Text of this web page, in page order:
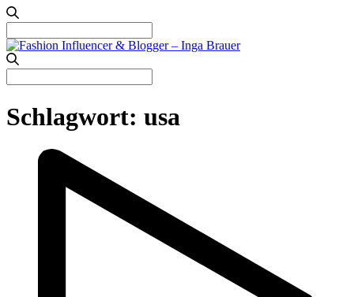
for:
for:
Schlagwort: usa